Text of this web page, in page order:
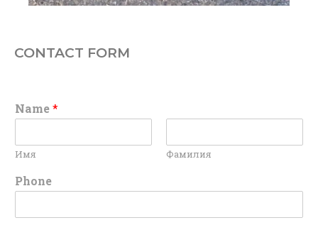
CONTACT FORM
Name*
Имя Фамилия
Phone